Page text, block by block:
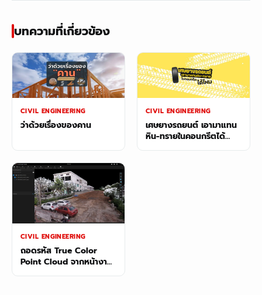
บทความที่เกี่ยวข้อง
CIVIL ENGINEERING
ว่าด้วยเรื่องของคาน
CIVIL ENGINEERING
เศษยางรถยนต์ เอามาแทน
หิน-ทรายในคอนกรีตได้
ไหม?
CIVIL ENGINEERING
ถอดรหัส True Color
Point Cloud จากหน้างาน
จริง: ทำไม SHARE SLAM